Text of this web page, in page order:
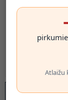
Atlaižu